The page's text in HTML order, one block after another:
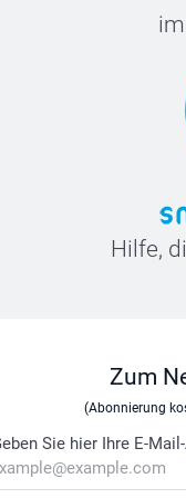
Hilfe,
Zum
(Abonnierung
Sie hier Ihre E-